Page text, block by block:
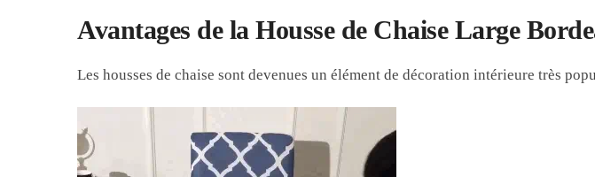
Avantages de la Housse de Chaise Large
Les housses de chaise sont devenues un élément de décoration intérieure très